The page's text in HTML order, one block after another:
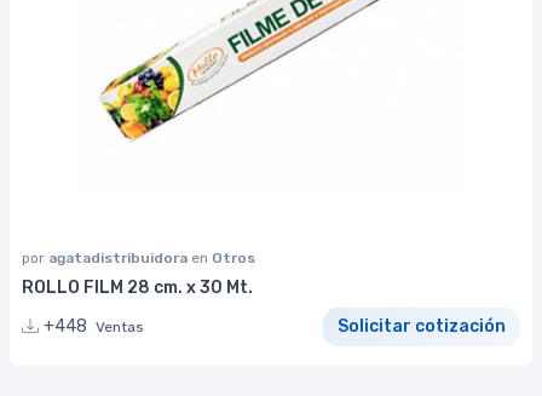
por agatadistribuidora en Otros
ROLLO FILM 28 cm. x 30 Mt.
+448 Ventas Solicitar cotización